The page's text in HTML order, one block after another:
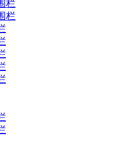
栏
栏